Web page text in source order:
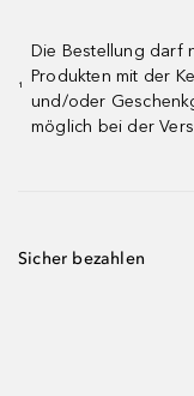
¹
Die Bestellung darf
Produkten mit der
und/oder
möglich bei der
Sicher bezahlen